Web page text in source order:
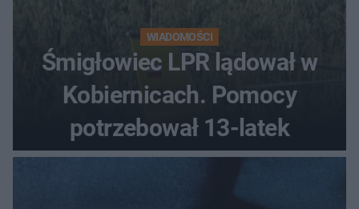
WIADOMOŚCI
Śmigłowiec LPR lądował w
Kobiernicach. Pomocy
potrzebował 13-latek